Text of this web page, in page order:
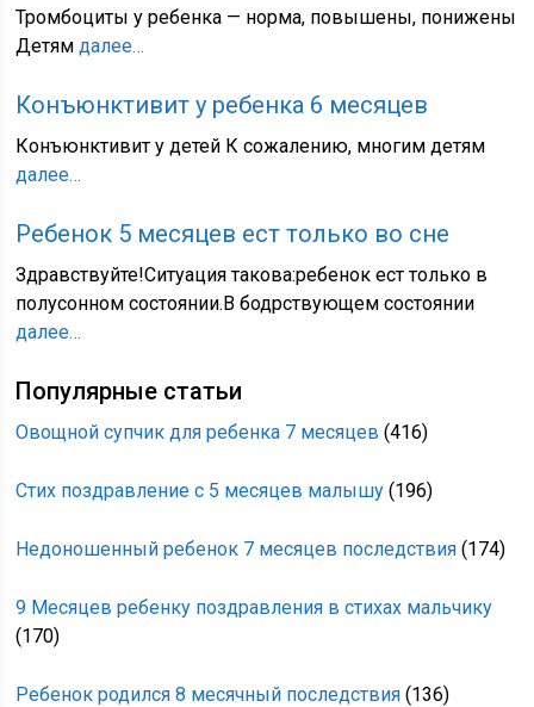
Тромбоциты у ребенка — норма, повышены, понижены
Детямдалее…
Конъюнктивит у ребенка 6 месяцев
Конъюнктивит у детей К сожалению, многим детям
далее…
Ребенок 5 месяцев ест только во сне
Здравствуйте!Ситуация такова:ребенок ест только в
полусонном состоянии.В бодрствующем состоянии
далее…
Популярные статьи
Овощной супчик для ребенка 7 месяцев (416)
Стих поздравление с 5 месяцев малышу (196)
Недоношенный ребенок 7 месяцев последствия (174)
9 Месяцев ребенку поздравления в стихах мальчику
(170)
Ребенок родился 8 месячный последствия (136)